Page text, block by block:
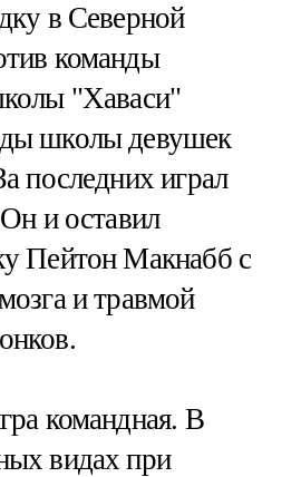
в Северной
команды
"Хаваси"
школы девушек
последних играл
и оставил
Пейтон Макнабб с
и травмой
командная. В
видах при